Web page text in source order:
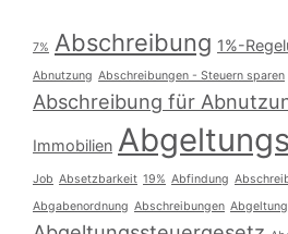
7% Abschreibung 1%-
Abnutzung Abschreibungen - Steuern sparen
Abschreibung für
Immobilien
Job Absetzbarkeit 19% Abfindung
Abgabenordnung Abschreibungen